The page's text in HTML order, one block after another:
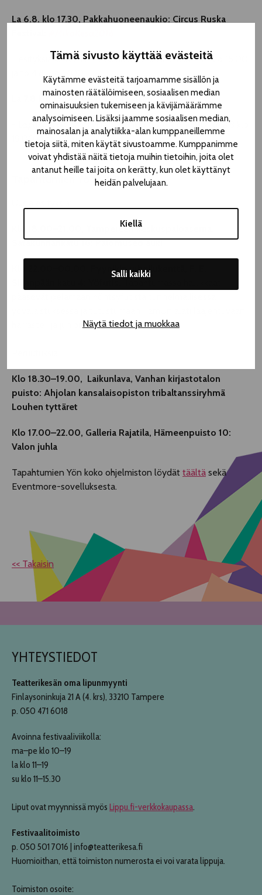
Tämä sivusto käyttää evästeitä
Käytämme evästeitä tarjoamamme sisällön ja
mainosten räätälöimiseen, sosiaalisen median
ominaisuuksien tukemiseen ja kävijämäärämme
analysoimiseen. Lisäksi jaamme sosiaalisen median,
mainosalan ja analytiikka-alan kumppaneillemme
tietoja siitä, miten käytät sivustoamme. Kumppanimme
voivat yhdistää näitä tietoja muihin tietoihin, joita olet
antanut heille tai joita on kerätty, kun olet käyttänyt
heidän palvelujaan.
Kiellä
Salli kaikki
Näytä tiedot ja muokkaa
La 6.8. klo 17.30, Pakkahuoneenaukio: Circus Ruska
- esityksiä kuitenkin Pakkahuoneenaukiolla ke 3.8. klo 15.00
La 7.8 klo 19.00, Pispalan Teatteri:Leipäkauppa
Leipäkauppanähtävillä kuitenkin ti 2.8 klo 19.00, ke 3.8 klo
19.00 ja to 4.8 klo 22.00
Tapahtumien Yö to 4.8.
Klo 18.00–21.00, Tampereen keskuspaloasema,
Satakunnankatu 16: Palomuseo auki
Klo 22.00–00.00, Pyynikin urheilukenttä, F. E.
harraste- ja junioritoimintaan.
Klo 18.30–19.00, Laikunlava, Vanhan kirjastotalon
puisto: Ahjolan kansalaisopiston tribaltanssiryhmä
Louhen tyttäret
Klo 17.00–22.00, Galleria Rajatila, Hämeenpuisto 10:
Valon juhla
Tapahtumien Yön koko ohjelmiston löydät täältä sekä
Eventmore-sovelluksesta.
<< Takaisin
YHTEYSTIEDOT
Teatterikesän oma lipunmyynti
Finlaysoninkuja 21 A (4. krs), 33210 Tampere
p. 050 471 6018
Avoinna festivaaliviikolla:
ma–pe klo 10–19
la klo 11–19
su klo 11–15.30
Liput ovat myynnissä myös Lippu.fi-verkkokaupassa.
Festivaalitoimisto
p. 050 501 7016 | info@teatterikesa.fi
Huomioithan, että toimiston numerosta ei voi varata lippuja.
Toimiston osoite: